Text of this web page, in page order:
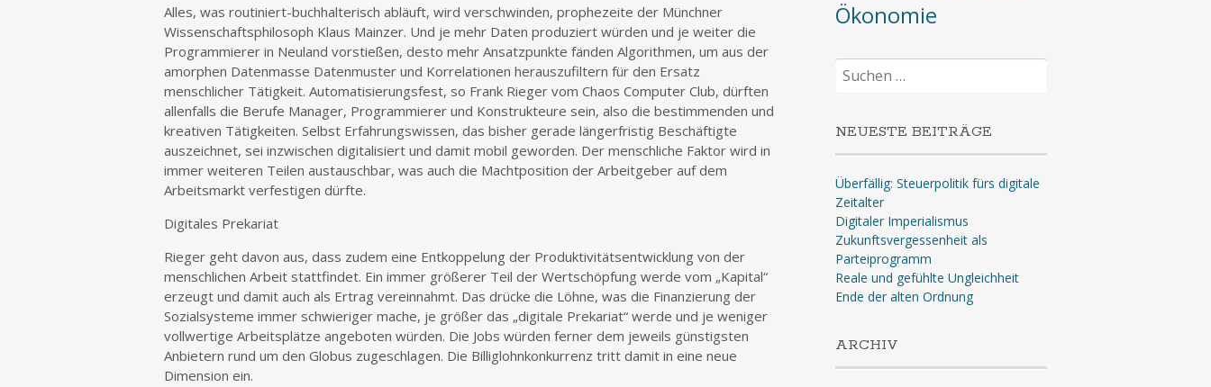
Alles, was routiniert-buchhalterisch abläuft, wird verschwinden, prophezeite der Münchner
Wissenschaftsphilosoph Klaus Mainzer. Und je mehr Daten produziert würden und je weiter die
Programmierer in Neuland vorstießen, desto mehr Ansatzpunkte fänden Algorithmen, um aus der
amorphen Datenmasse Datenmuster und Korrelationen herauszufiltern für den Ersatz
menschlicher Tätigkeit. Automatisierungsfest, so Frank Rieger vom Chaos Computer Club, dürften
allenfalls die Berufe Manager, Programmierer und Konstrukteure sein, also die bestimmenden und
kreativen Tätigkeiten. Selbst Erfahrungswissen, das bisher gerade längerfristig Beschäftigte
auszeichnet, sei inzwischen digitalisiert und damit mobil geworden. Der menschliche Faktor wird in
immer weiteren Teilen austauschbar, was auch die Machtposition der Arbeitgeber auf dem
Arbeitsmarkt verfestigen dürfte.
Digitales Prekariat
Rieger geht davon aus, dass zudem eine Entkoppelung der Produktivitätsentwicklung von der
menschlichen Arbeit stattfindet. Ein immer größerer Teil der Wertschöpfung werde vom „Kapital“
erzeugt und damit auch als Ertrag vereinnahmt. Das drücke die Löhne, was die Finanzierung der
Sozialsysteme immer schwieriger mache, je größer das „digitale Prekariat“ werde und je weniger
vollwertige Arbeitsplätze angeboten würden. Die Jobs würden ferner dem jeweils günstigsten
Anbietern rund um den Globus zugeschlagen. Die Billiglohnkonkurrenz tritt damit in eine neue
Dimension ein.
Ökonomie
Suchen
nach:
NEUESTE BEITRÄGE
Überfällig: Steuerpolitik fürs digitale
Zeitalter
Digitaler Imperialismus
Zukunftsvergessenheit als
Parteiprogramm
Reale und gefühlte Ungleichheit
Ende der alten Ordnung
ARCHIV